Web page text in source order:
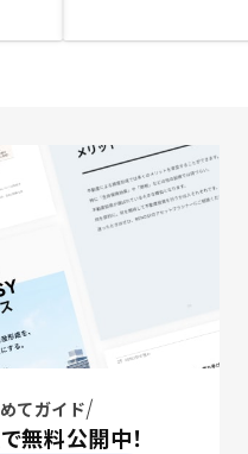
てガイド
無料公開中！